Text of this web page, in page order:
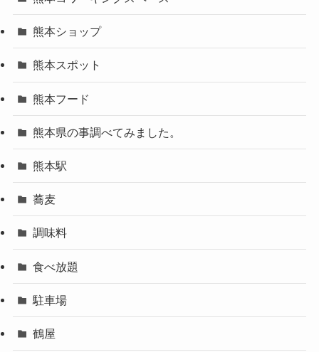
熊本ショップ
熊本スポット
熊本フード
熊本県の事調べてみました。
熊本駅
蕎麦
調味料
食べ放題
駐車場
鶴屋